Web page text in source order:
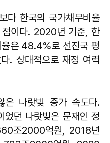
다 한국의 국가채무비율
점이다. 2020년 기준, 한
은 48.4%로 선진국 평
. 상대적으로 재정 여력
은 나랏빚 증가 속도다.
던 나랏빚은 문재인 정
조2000억원, 2018년